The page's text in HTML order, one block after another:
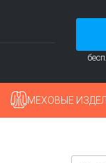
МЕХОВЫЕ